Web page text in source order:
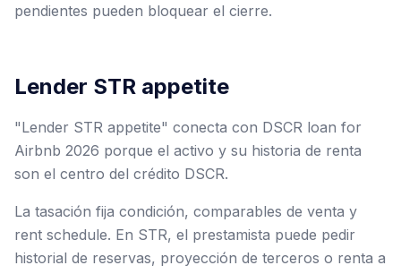
pendientes pueden bloquear el cierre.
Lender STR appetite
"Lender STR appetite" conecta con DSCR loan for
Airbnb 2026 porque el activo y su historia de renta
son el centro del crédito DSCR.
La tasación fija condición, comparables de venta y
rent schedule. En STR, el prestamista puede pedir
historial de reservas, proyección de terceros o renta a